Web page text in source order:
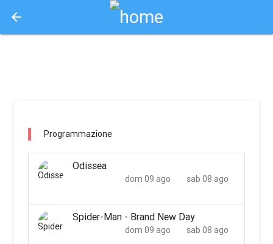
arrow_back
Programmazione
Odissea
sab 08 ago
dom 09 ago
Spider-Man - Brand New Day
sab 08 ago
dom 09 ago